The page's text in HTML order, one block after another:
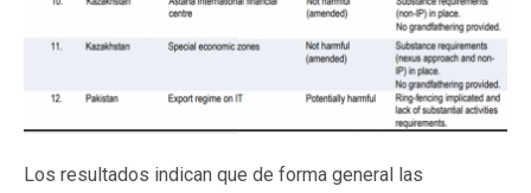
Los resultados indican que de forma general las